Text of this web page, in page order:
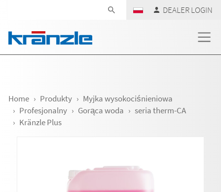
DEALER LOGIN
Home Produkty
Myjka wysokociśnieniowa
Profesjonalny
Gorąca woda
seria therm-CA
Kränzle Plus